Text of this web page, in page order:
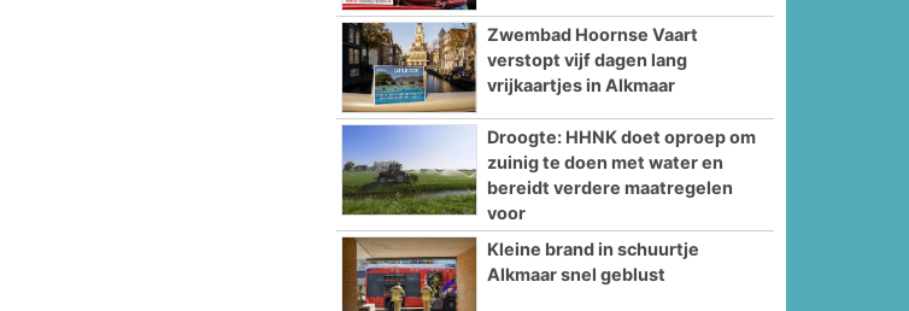
Zwembad Hoornse Vaart
verstopt vijf dagen lang
vrijkaartjes in Alkmaar
Droogte: HHNK doet oproep om
zuinig te doen met water en
bereidt verdere maatregelen
voor
Kleine brand in schuurtje
Alkmaar snel geblust